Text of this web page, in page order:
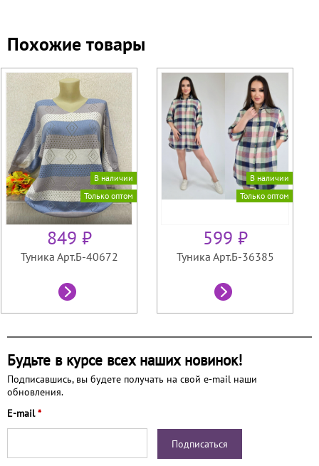
Похожие товары
В наличии
Только оптом
849 ₽
Туника Арт.Б-40672
В наличии
Только оптом
599 ₽
Туника Арт.Б-36385
Будьте в курсе всех наших новинок!
Подписавшись, вы будете получать на свой e-mail наши
обновления.
E-mail*